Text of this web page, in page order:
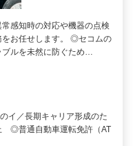
感知時の対応や機器の点検
お任せします。 ◎セコムの
ブルを未然に防ぐため…
イ／長期キャリア形成のた
◎普通自動車運転免許（AT